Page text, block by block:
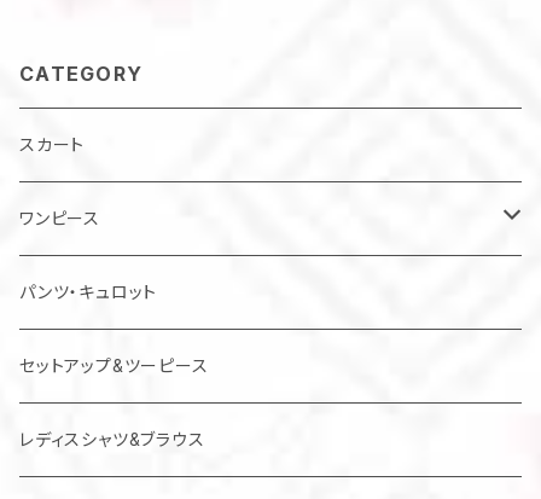
CATEGORY
スカート
ワンピース
チュニック
ジャンパースカート
パンツ・キュロット
セットアップ&ツーピース
レディスシャツ&ブラウス